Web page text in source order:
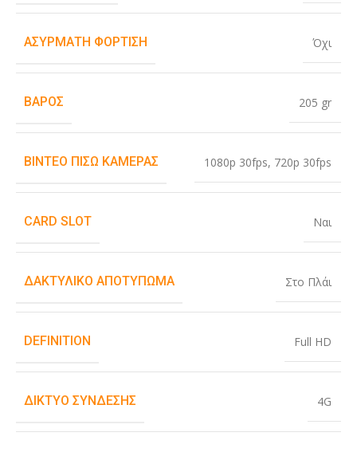
ΑΣΎΡΜΑΤΗ ΦΌΡΤΙΣΗ Όχι
ΒΆΡΟΣ 205 gr
ΒΊΝΤΕΟ ΠΊΣΩ ΚΆΜΕΡΑΣ 1080p 30fps, 720p 30fps
CARD SLOT Ναι
ΔΑΚΤΥΛΙΚΌ ΑΠΟΤΎΠΩΜΑ Στο Πλάι
DEFINITION Full HD
ΔΊΚΤΥΟ ΣΎΝΔΕΣΗΣ 4G